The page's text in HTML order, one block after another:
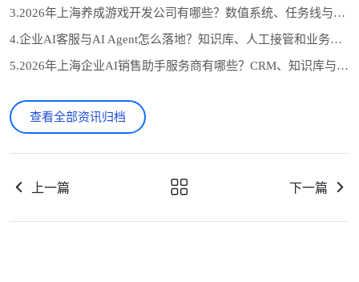
3.2026年上海养成游戏开发公司有哪些？数值系统、任务线与长期运营怎么选
4.企业AI客服与AI Agent怎么落地？知识库、人工接管和业务系统对接流程
5.2026年上海企业AI销售助手服务商有哪些？CRM、知识库与自动跟进怎么选
查看全部资讯归档
上一篇 下一篇